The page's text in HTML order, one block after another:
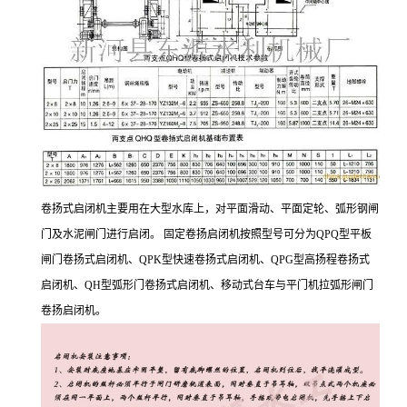
卷扬式启闭机主要用在大型水库上，对平面滑动、平面定轮、弧形钢闸
门及水泥闸门进行启闭。 固定卷扬启闭机按照型号可分为QPQ型平板
闸门卷扬式启闭机、QPK型快速卷扬式启闭机、QPG型高扬程卷扬式
启闭机、QH型弧形门卷扬式启闭机、移动式台车与平门机拉弧形闸门
卷扬启闭机。